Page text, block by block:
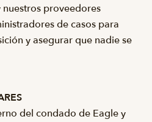
proveedores
de casos para
y asegurar que nadie se
del condado de Eagle y